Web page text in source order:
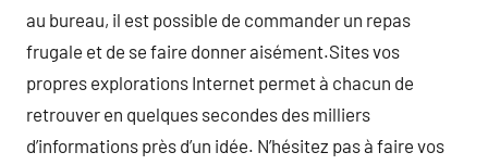
au bureau, il est possible de commander un repas
frugale et de se faire donner aisément.Sites vos
propres explorations Internet permet à chacun de
retrouver en quelques secondes des milliers
d’informations près d’un idée. N’hésitez pas à faire vos